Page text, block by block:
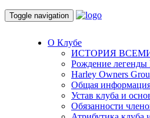
Toggle navigation
О Клубе
ИСТОРИЯ
Рождение легенды
Harley Owners
Общая
Устав клуба и
Обязанности